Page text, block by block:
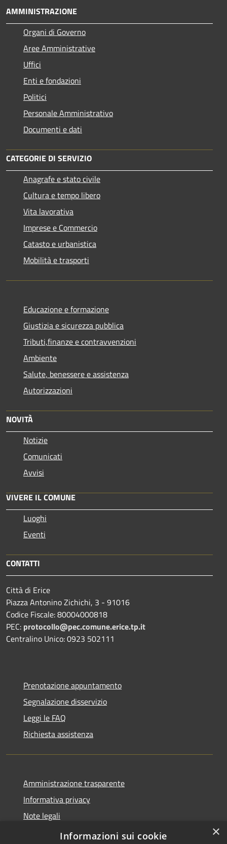
AMMINISTRAZIONE
Organi di Governo
Aree Amministrative
Uffici
Enti e fondazioni
Politici
Personale Amministrativo
Documenti e dati
CATEGORIE DI SERVIZIO
Anagrafe e stato civile
Cultura e tempo libero
Vita lavorativa
Imprese e Commercio
Catasto e urbanistica
Mobilità e trasporti
Educazione e formazione
Giustizia e sicurezza pubblica
Tributi,finanze e contravvenzioni
Ambiente
Salute, benessere e assistenza
Autorizzazioni
NOVITÀ
Notizie
Comunicati
Avvisi
VIVERE IL COMUNE
Luoghi
Eventi
CONTATTI
Città di Erice
Piazza Antonino Zichichi, 3 - 91016
Codice Fiscale: 80004000818
PEC: protocollo@pec.comune.erice.tp.it
Centralino Unico: 0923 502111
Prenotazione appuntamento
Segnalazione disservizio
Leggi le FAQ
Richiesta assistenza
Amministrazione trasparente
Informativa privacy
Note legali
Dichiarazione di accessibilità
×
Informazioni sui cookie